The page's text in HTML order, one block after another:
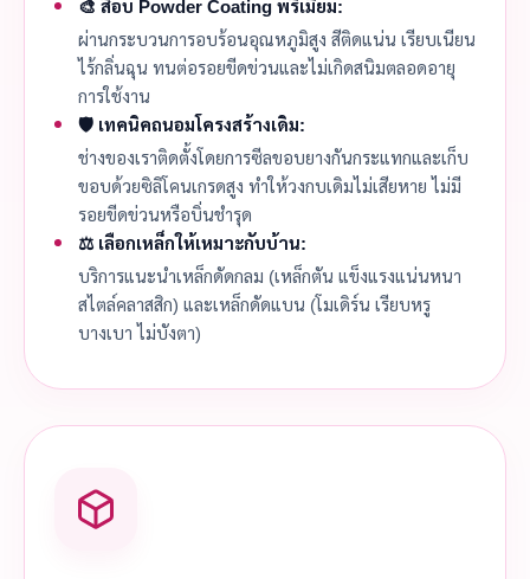
🎨 สีอบ Powder Coating พรีเมียม:
ผ่านกระบวนการอบร้อนอุณหภูมิสูง สีติดแน่น เรียบเนียน
ไร้กลิ่นฉุน ทนต่อรอยขีดข่วนและไม่เกิดสนิมตลอดอายุ
การใช้งาน
🛡️ เทคนิคถนอมโครงสร้างเดิม:
ช่างของเราติดตั้งโดยการซีลขอบยางกันกระแทกและเก็บ
ขอบด้วยซิลิโคนเกรดสูง ทำให้วงกบเดิมไม่เสียหาย ไม่มี
รอยขีดข่วนหรือบิ่นชำรุด
⚖️ เลือกเหล็กให้เหมาะกับบ้าน:
บริการแนะนำเหล็กดัดกลม (เหล็กตัน แข็งแรงแน่นหนา
สไตล์คลาสสิก) และเหล็กดัดแบน (โมเดิร์น เรียบหรู
บางเบา ไม่บังตา)